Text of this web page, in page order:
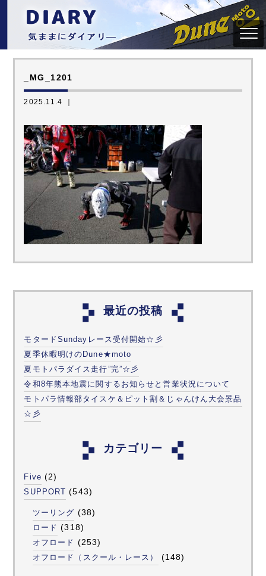
_MG_1201
2025.11.4 ｜
最近の投稿
モタードSundayレース受付開始☆彡
夏季休暇明けのDune★moto
夏モトパラダイス走行”完”☆彡
令和8年熊本地震に関するお知らせと営業状況について
モトパラ情報部タイスケ＆ピット割＆じゃんけん大会景品
☆彡
カテゴリー
Five (2)
SUPPORT (543)
ツーリング (38)
ロード (318)
オフロード (253)
オフロード（スクール・レース） (148)